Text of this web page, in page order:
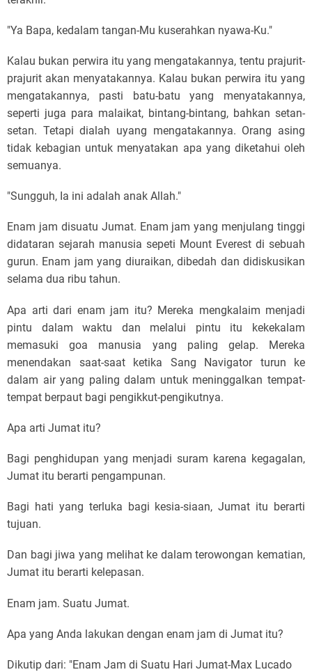
"Ya Bapa, kedalam tangan-Mu kuserahkan nyawa-Ku."
Kalau bukan perwira itu yang mengatakannya, tentu prajurit-
prajurit akan menyatakannya. Kalau bukan perwira itu yang
mengatakannya, pasti batu-batu yang menyatakannya,
seperti juga para malaikat, bintang-bintang, bahkan setan-
setan. Tetapi dialah uyang mengatakannya. Orang asing
tidak kebagian untuk menyatakan apa yang diketahui oleh
semuanya.
"Sungguh, Ia ini adalah anak Allah."
Enam jam disuatu Jumat. Enam jam yang menjulang tinggi
didataran sejarah manusia sepeti Mount Everest di sebuah
gurun. Enam jam yang diuraikan, dibedah dan didiskusikan
selama dua ribu tahun.
Apa arti dari enam jam itu? Mereka mengkalaim menjadi
pintu dalam waktu dan melalui pintu itu kekekalam
memasuki goa manusia yang paling gelap. Mereka
menendakan saat-saat ketika Sang Navigator turun ke
dalam air yang paling dalam untuk meninggalkan tempat-
tempat berpaut bagi pengikkut-pengikutnya.
Apa arti Jumat itu?
Bagi penghidupan yang menjadi suram karena kegagalan,
Jumat itu berarti pengampunan.
Bagi hati yang terluka bagi kesia-siaan, Jumat itu berarti
tujuan.
Dan bagi jiwa yang melihat ke dalam terowongan kematian,
Jumat itu berarti kelepasan.
Enam jam. Suatu Jumat.
Apa yang Anda lakukan dengan enam jam di Jumat itu?
Dikutip dari: "Enam Jam di Suatu Hari Jumat-Max Lucado